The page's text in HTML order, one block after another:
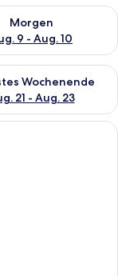
Aug. 8 - Aug. 9.
Morgen
9 - Aug. 10
die Verfügbarkeit
Aug. 14
Wochenende
21 - Aug. 23
die Verfügbarkeit
Hotelzimmer mit